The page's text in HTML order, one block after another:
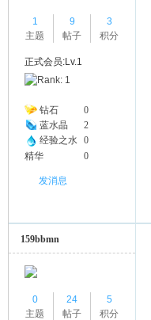
1
主题
9
帖子
3
积分
正式会员:Lv.1
钻石
0
蓝水晶
2
经验之水 0
精华
0
发消息
159bbmn
0
主题
24
帖子
5
积分